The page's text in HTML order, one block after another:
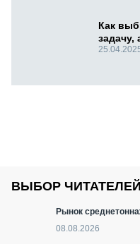
Как
задачу,
ВЫБОР ЧИТАТЕЛЕЙ
Рынок
08.08.2026